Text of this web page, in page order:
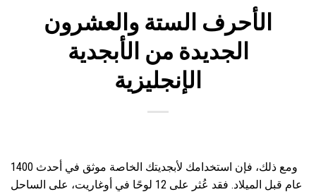
الأحرف الستة والعشرون
الجديدة من الأبجدية
الإنجليزية
ومع ذلك، فإن استخدامك لأبجديتك الخاصة موثق في أحدث 1400
عام قبل الميلاد. فقد عُثر على 12 لوحًا في أوغاريت، على الساحل